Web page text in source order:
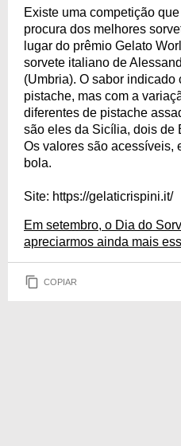
Existe uma competição
procura dos melhores
lugar do prêmio Gelato
sorvete italiano de
(Umbria). O sabor indicado
pistache, mas com a
diferentes de pistache
são eles da Sicília, dois de
Os valores são acessíveis,
bola.
Site: https://gelaticrispini.it/
Em setembro, o Dia do
apreciarmos ainda mais
COPIAR